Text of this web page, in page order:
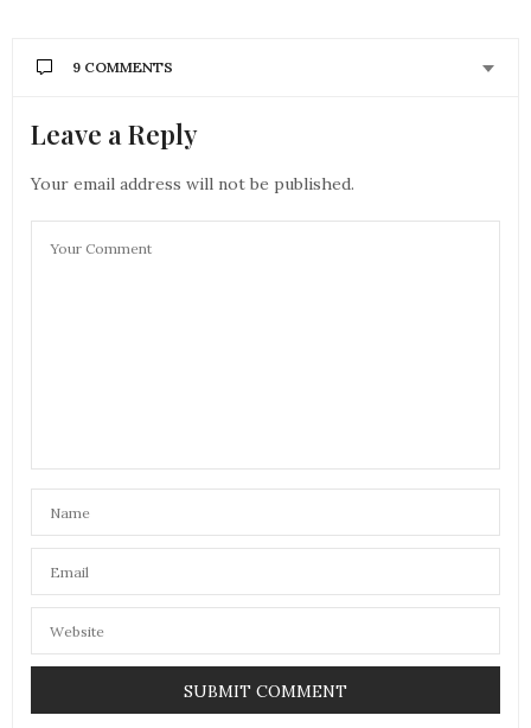
9 COMMENTS
CONTANCE
26 MAI 2021 À 10 H 28 MIN
Oh elle est trop canon cette Box !
ABSOLUTELYFEMME
@Absolutelyfemme Oui je te comprends ! ici ce
n’est pas le cas. J’utilise tout.
26 MAI 2021 À 12 H 21 MIN
c’est très sympa
bisous
Leave a Reply
Your email address will not be published.